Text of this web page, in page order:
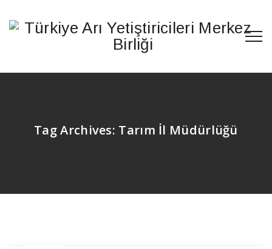
Tag Archives: Tarım İl Müdürlüğü